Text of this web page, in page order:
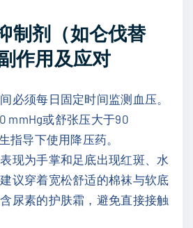
制剂（如仑伐替
作用及应对
必须每日固定时间监测血压。
mmHg或舒张压大于90
指导下使用降压药。
现为手掌和足底出现红斑、水
议穿着宽松舒适的棉袜与软底
尿素的护肤霜，避免直接接触